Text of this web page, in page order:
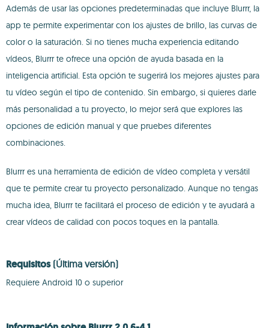
Además de usar las opciones predeterminadas que incluye Blurrr, la
app te permite experimentar con los ajustes de brillo, las curvas de
color o la saturación. Si no tienes mucha experiencia editando
vídeos, Blurrr te ofrece una opción de ayuda basada en la
inteligencia artificial. Esta opción te sugerirá los mejores ajustes para
tu vídeo según el tipo de contenido. Sin embargo, si quieres darle
más personalidad a tu proyecto, lo mejor será que explores las
opciones de edición manual y que pruebes diferentes
combinaciones.
Blurrr es una herramienta de edición de vídeo completa y versátil
que te permite crear tu proyecto personalizado. Aunque no tengas
mucha idea, Blurrr te facilitará el proceso de edición y te ayudará a
crear vídeos de calidad con pocos toques en la pantalla.
Requisitos (Última versión)
Requiere Android 10 o superior